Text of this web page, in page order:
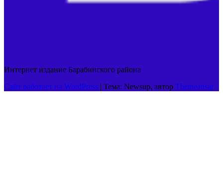
Интернет издание Барабинского района
Сайт работает на WordPress | Тема: Newsup, автор Themeansar